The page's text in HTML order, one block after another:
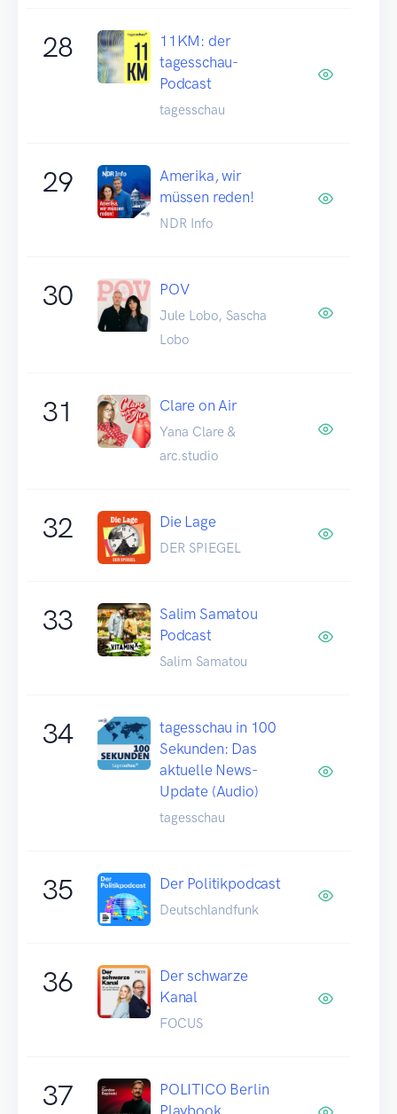
28
11KM: der
tagesschau-
Podcast
tagesschau
29
Amerika, wir
müssen reden!
NDR Info
30 POV
Jule Lobo, Sascha
Lobo
31 Clare on Air
Yana Clare &
arc.studio
32 Die Lage
DER SPIEGEL
33
Salim Samatou
Podcast
Salim Samatou
34
tagesschau in 100
Sekunden: Das
aktuelle News-
Update (Audio)
tagesschau
35 Der Politikpodcast
Deutschlandfunk
36
Der schwarze
Kanal
FOCUS
37
POLITICO Berlin
Playbook